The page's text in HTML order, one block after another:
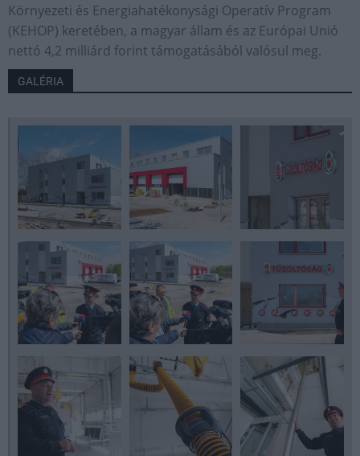
Környezeti és Energiahatékonysági Operatív Program
(KEHOP) keretében, a magyar állam és az Európai Unió
nettó 4,2 milliárd forint támogatásából valósul meg.
GALÉRIA